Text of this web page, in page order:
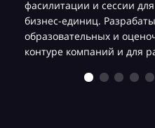
фасилитации и сессии
бизнес-единиц.
образовательных и
контуре компаний и для